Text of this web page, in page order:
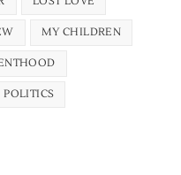
MY CHILDREN
POLITICS